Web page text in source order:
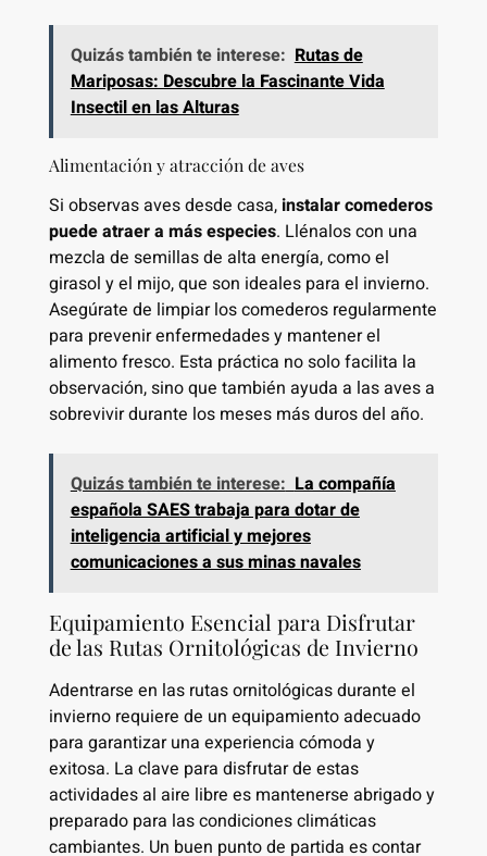
Quizás también te interese: Rutas de
Mariposas: Descubre la Fascinante Vida
Insectil en las Alturas
Alimentación y atracción de aves
Si observas aves desde casa,instalar comederos
puede atraer a más especies. Llénalos con una
mezcla de semillas de alta energía, como el
girasol y el mijo, que son ideales para el invierno.
Asegúrate de limpiar los comederos regularmente
para prevenir enfermedades y mantener el
alimento fresco. Esta práctica no solo facilita la
observación, sino que también ayuda a las aves a
sobrevivir durante los meses más duros del año.
Quizás también te interese: La compañía
española SAES trabaja para dotar de
inteligencia artificial y mejores
comunicaciones a sus minas navales
Equipamiento Esencial para Disfrutar
de las Rutas Ornitológicas de Invierno
Adentrarse en las rutas ornitológicas durante el
invierno requiere de un equipamiento adecuado
para garantizar una experiencia cómoda y
exitosa. La clave para disfrutar de estas
actividades al aire libre es mantenerse abrigado y
preparado para las condiciones climáticas
cambiantes. Un buen punto de partida es contar